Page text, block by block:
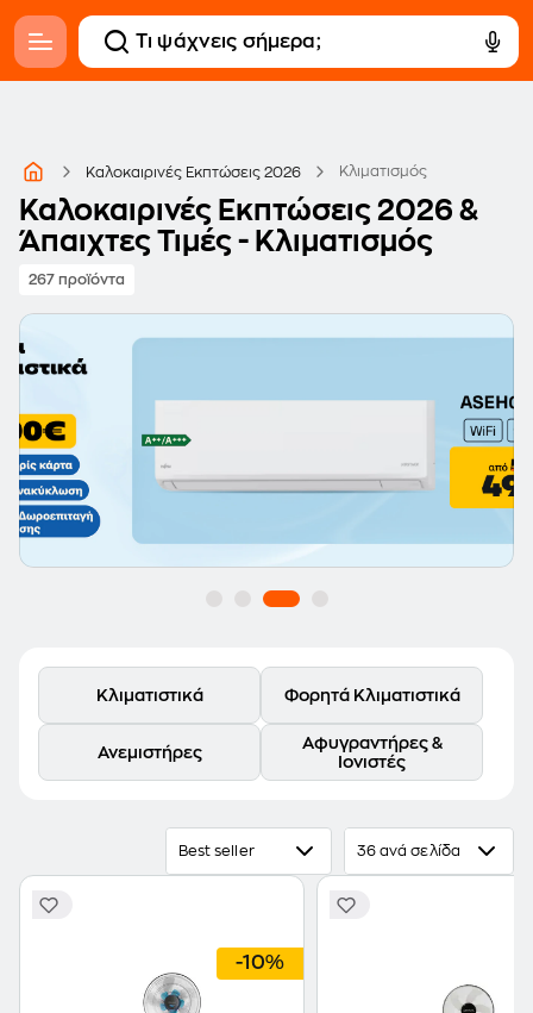
Καλοκαιρινές Εκπτώσεις 2026 Κλιματισμός
Καλοκαιρινές Εκπτώσεις 2026 &
Άπαιχτες Τιμές - Κλιματισμός
267 προϊόντα
Κλιματιστικά Φορητά Κλιματιστικά
Ανεμιστήρες
Αφυγραντήρες &
Ιονιστές
Best seller 36 ανά σελίδα
-10%